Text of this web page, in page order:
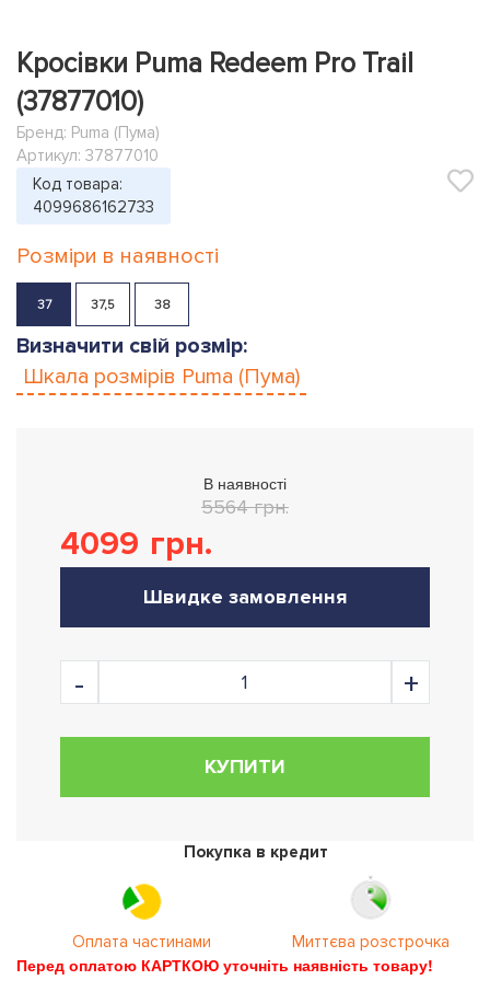
Кросівки Puma Redeem Pro Trail
(37877010)
Бренд: Puma (Пума)
Артикул: 37877010
Код товара:
4099686162733
Розміри в наявності
37 37,5 38
Визначити свій розмір:
Шкала розмірів Puma (Пума)
В наявності
5564 грн.
4099 грн.
Швидке замовлення
КУПИТИ
Покупка в кредит
Оплата частинами Миттєва розстрочка
Перед оплатою КАРТКОЮ уточніть наявність товару!